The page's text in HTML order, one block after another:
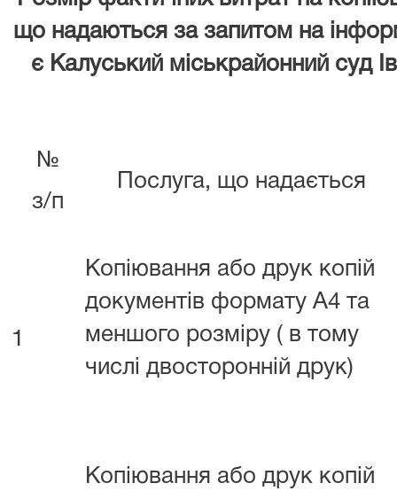
що надаються за запитом на
є Калуський міськрайонний суд
№
з/п
Послуга, що надається
1
Копіювання або друк копій
документів формату А4 та
меншого розміру ( в тому
числі двосторонній друк)
Копіювання або друк копій